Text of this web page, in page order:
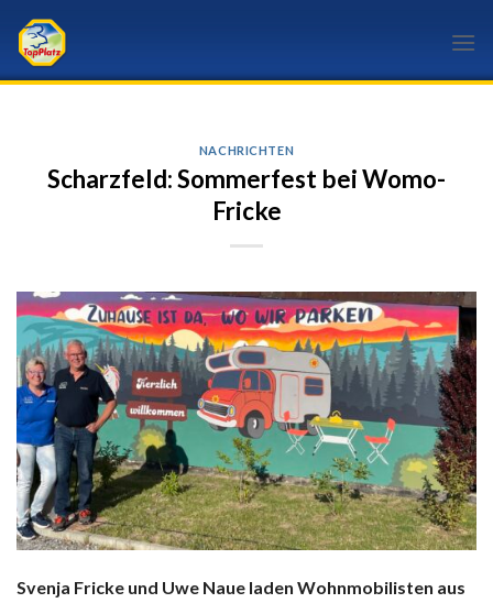
content
NACHRICHTEN
Scharzfeld: Sommerfest bei Womo-
Fricke
Svenja Fricke und Uwe Naue laden Wohnmobilisten aus